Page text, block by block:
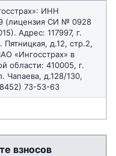
ИНН
(лицензия СИ № 0928
Адрес: 117997, г.
Пятницкая, д.12, стр.2,
«Ингосстрах» в
области: 410005, г.
Чапаева, д.128/130,
73-53-63
взносов